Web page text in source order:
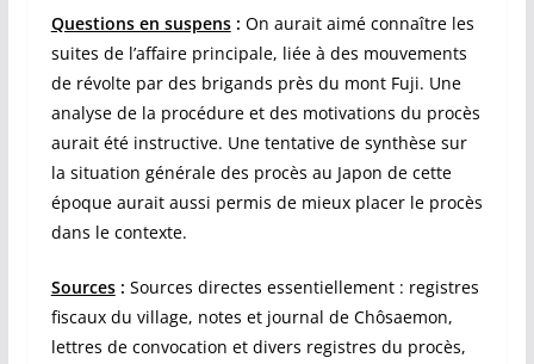
Questions en suspens: On aurait aimé connaître les
suites de l’affaire principale, liée à des mouvements
de révolte par des brigands près du mont Fuji. Une
analyse de la procédure et des motivations du procès
aurait été instructive. Une tentative de synthèse sur
la situation générale des procès au Japon de cette
époque aurait aussi permis de mieux placer le procès
dans le contexte.
Sources: Sources directes essentiellement : registres
fiscaux du village, notes et journal de Chôsaemon,
lettres de convocation et divers registres du procès,